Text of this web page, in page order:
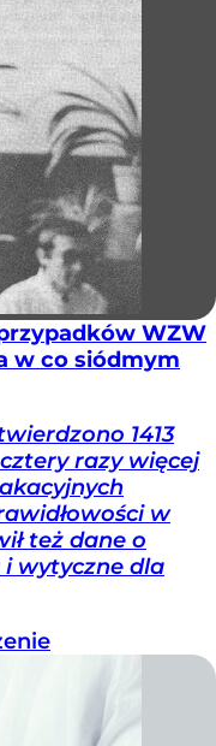
WZW
w co siódmym
1413
razy więcej
w
też dane o
i wytyczne dla